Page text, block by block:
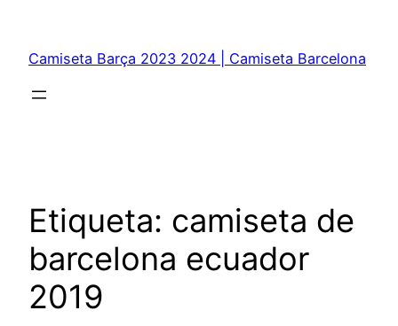
contenido
Camiseta Barça 2023 2024 | Camiseta Barcelona
Etiqueta: camiseta de
barcelona ecuador
2019